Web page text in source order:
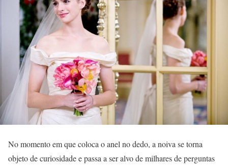
No momento em que coloca o anel no dedo, a noiva se torna
objeto de curiosidade e passa a ser alvo de milhares de perguntas